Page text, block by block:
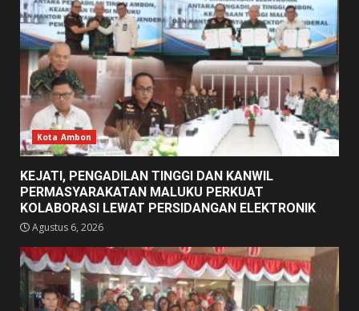
Kota Ambon
KEJATI, PENGADILAN TINGGI DAN KANWIL
PERMASYARAKATAN MALUKU PERKUAT
KOLABORASI LEWAT PERSIDANGAN ELEKTRONIK
Agustus 6, 2026